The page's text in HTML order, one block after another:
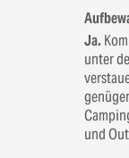
Ja.
unter
und